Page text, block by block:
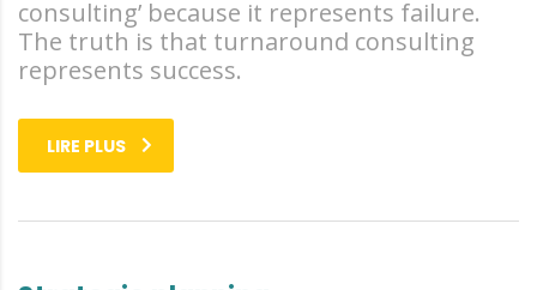
consulting’ because it represents failure.
The truth is that turnaround consulting
represents success.
LIRE PLUS